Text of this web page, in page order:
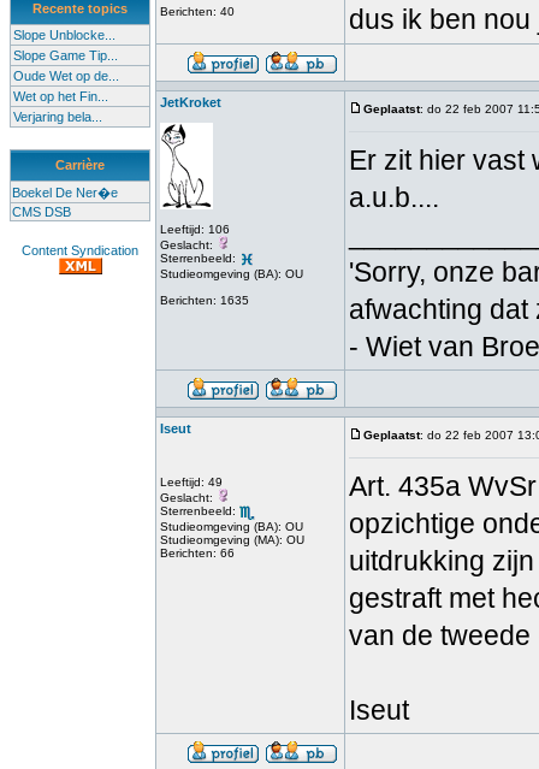
Recente topics
Slope Unblocke...
Slope Game Tip...
Oude Wet op de...
Wet op het Fin...
Verjaring bela...
Carrière
Boekel De Ner�e
CMS DSB
Content Syndication
Berichten: 40
dus ik ben
JetKroket
Leeftijd: 106
Geslacht:
Sterrenbeeld:
Studieomgeving (BA): OU
Berichten: 1635
Geplaatst: do 22 feb 2007
Er zit hier vast
a.u.b....
'Sorry, onze
afwachting dat
- Wiet van
Iseut
Leeftijd: 49
Geslacht:
Sterrenbeeld:
Studieomgeving (BA): OU
Studieomgeving (MA): OU
Berichten: 66
Geplaatst: do 22 feb 2007
Art. 435a
opzichtige
uitdrukking
gestraft met
van de tweede
Iseut